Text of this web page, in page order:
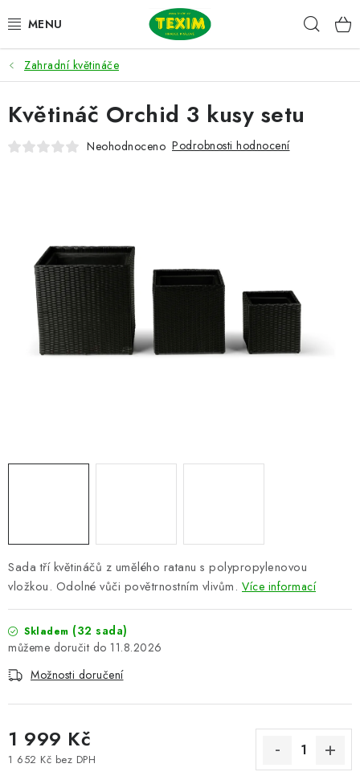
na
ZAHRADNÍ SESTAVY
ŽIDLE
STOLY
POLSTRY
DOPLŇKY
PERGOLY
Reklamace
Formulář odstoupení od smlouvy
Nákup na splátky ESSOX
Zahradní květináče
Sada tří květináčů z umělého ratanu s polypropylenovou
vložkou. Odolné vůči povětrnostním vlivům. Více informací
Skladem (32 sada)
11.8.2026
Možnosti doručení
1 999 Kč
1 652 Kč bez DPH
Květináč Orchid 3 kusy setu
Neohodnoceno Podrobnosti hodnocení